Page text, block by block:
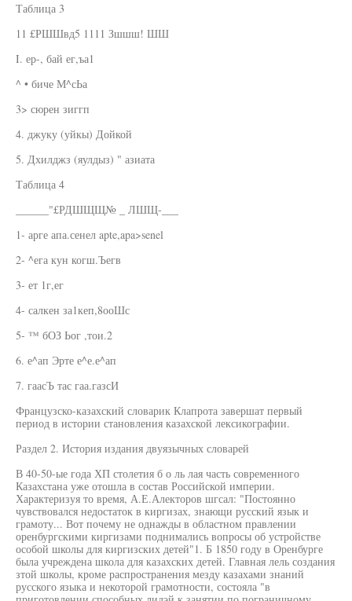
Таблица 3
11 £РШШвд5 1111 Зшшш! ШШ
I. ер-, бай ег,ъа1
^ • биче М^сЬа
3> сюрен зиггп
4. джуку (уйкы) Дойкой
5. Дхилджз (яулдыз) " азиата
Таблица 4
______"£РДШЩЩ№ _ ЛШЩ-___
1- арге апа.сенел apte,apa>senel
2- ^ега кун когш.Ъегв
3- ет 1г,ег
4- салкен за1кеп,8ооШс
5- ™ бОЗ Ьог ,тои.2
6. е^ап Эрте е^е.е^ап
7. гаасЪ тас гаа.газсИ
Французско-казахский словарик Клапрота завершат первый
период в истории становления казахской лексикографии.
Раздел 2. История издания двуязычных словарей
В 40-50-ые года ХП столетия б о ль лая часть современного
Казахстана уже отошла в состав Российской империи.
Характеризуя то время, А.Е.Алекторов шгсал: "Постоянно
чувствовался недостаток в киргизах, знающи русский язык и
грамоту... Вот почему не однажды в областном правлении
оренбургскими киргизами поднимались вопросы об устройстве
особой школы для киргизских детей"1. Б 1850 году в Оренбурге
была учреждена школа для казахских детей. Главная лель создания
зтой школы, кроме распространения мезду казахами знаний
русского языка и некоторой грамотности, состояла "в